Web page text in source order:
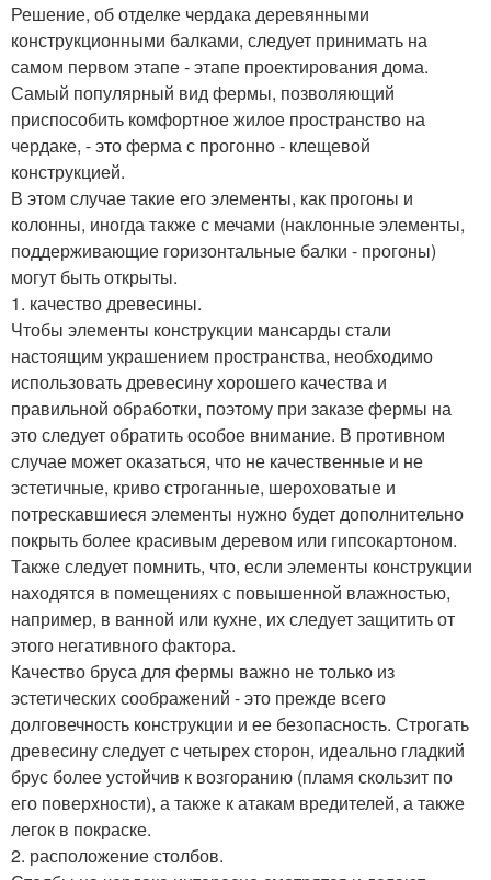
Решение, об отделке чердака деревянными
конструкционными балками, следует принимать на
самом первом этапе - этапе проектирования дома.
Самый популярный вид фермы, позволяющий
приспособить комфортное жилое пространство на
чердаке, - это ферма с прогонно - клещевой
конструкцией.
В этом случае такие его элементы, как прогоны и
колонны, иногда также с мечами (наклонные элементы,
поддерживающие горизонтальные балки - прогоны)
могут быть открыты.
1. качество древесины.
Чтобы элементы конструкции мансарды стали
настоящим украшением пространства, необходимо
использовать древесину хорошего качества и
правильной обработки, поэтому при заказе фермы на
это следует обратить особое внимание. В противном
случае может оказаться, что не качественные и не
эстетичные, криво строганные, шероховатые и
потрескавшиеся элементы нужно будет дополнительно
покрыть более красивым деревом или гипсокартоном.
Также следует помнить, что, если элементы конструкции
находятся в помещениях с повышенной влажностью,
например, в ванной или кухне, их следует защитить от
этого негативного фактора.
Качество бруса для фермы важно не только из
эстетических соображений - это прежде всего
долговечность конструкции и ее безопасность. Строгать
древесину следует с четырех сторон, идеально гладкий
брус более устойчив к возгоранию (пламя скользит по
его поверхности), а также к атакам вредителей, а также
легок в покраске.
2. расположение столбов.